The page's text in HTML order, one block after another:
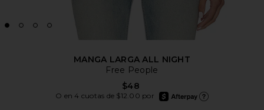
MANGA LARGA ALL NIGHT
Free People
$48
O en 4 cuotas de $12.00 por
afterpay